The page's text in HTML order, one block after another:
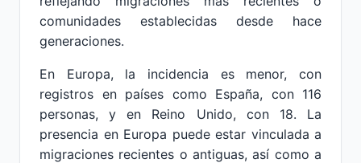
comunidades establecidas desde hace
generaciones.
En Europa, la incidencia es menor, con
registros en países como España, con 116
personas, y en Reino Unido, con 18. La
presencia en Europa puede estar vinculada a
migraciones recientes o antiguas, así como a